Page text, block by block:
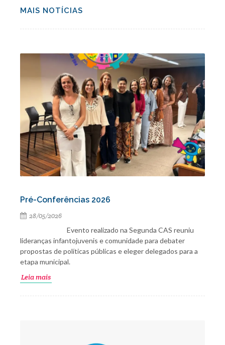
MAIS NOTÍCIAS
Pré-Conferências 2026
28/05/2026
Evento realizado na Segunda CAS reuniu
lideranças infantojuvenis e comunidade para debater
propostas de políticas públicas e eleger delegados para a
etapa municipal.
Leia mais